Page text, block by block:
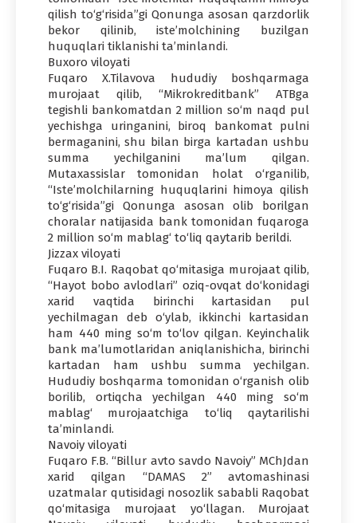
qilish to‘g‘risida”gi Qonunga asosan qarzdorlik
bekor qilinib, iste’molchining buzilgan
huquqlari tiklanishi ta’minlandi.
Buxoro viloyati
Fuqaro X.Tilavova hududiy boshqarmaga
murojaat qilib, “Mikrokreditbank” ATBga
tegishli bankomatdan 2 million so‘m naqd pul
yechishga uringanini, biroq bankomat pulni
bermaganini, shu bilan birga kartadan ushbu
summa yechilganini ma’lum qilgan.
Mutaxassislar tomonidan holat o‘rganilib,
“Iste’molchilarning huquqlarini himoya qilish
to‘g‘risida”gi Qonunga asosan olib borilgan
choralar natijasida bank tomonidan fuqaroga
2 million so‘m mablag‘ to‘liq qaytarib berildi.
Jizzax viloyati
Fuqaro B.I. Raqobat qo‘mitasiga murojaat qilib,
“Hayot bobo avlodlari” oziq-ovqat do‘konidagi
xarid vaqtida birinchi kartasidan pul
yechilmagan deb o‘ylab, ikkinchi kartasidan
ham 440 ming so‘m to‘lov qilgan. Keyinchalik
bank ma’lumotlaridan aniqlanishicha, birinchi
kartadan ham ushbu summa yechilgan.
Hududiy boshqarma tomonidan o‘rganish olib
borilib, ortiqcha yechilgan 440 ming so‘m
mablag‘ murojaatchiga to‘liq qaytarilishi
ta’minlandi.
Navoiy viloyati
Fuqaro F.B. “Billur avto savdo Navoiy” MChJdan
xarid qilgan “DAMAS 2” avtomashinasi
uzatmalar qutisidagi nosozlik sababli Raqobat
qo‘mitasiga murojaat yo‘llagan. Murojaat